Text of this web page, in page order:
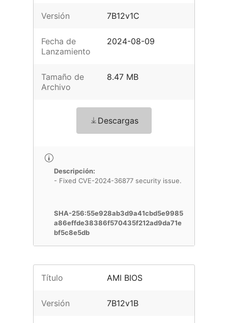
Versión 7B12v1C
Fecha de
Lanzamiento
2024-08-09
Tamaño de
Archivo
8.47 MB
Descargas
Descripción:
- Fixed CVE-2024-36877 security issue.
SHA-256:55e928ab3d9a41cbd5e9985
a86effde38386f570435f212ad9da71e
bf5c8e5db
Título AMI BIOS
Versión 7B12v1B